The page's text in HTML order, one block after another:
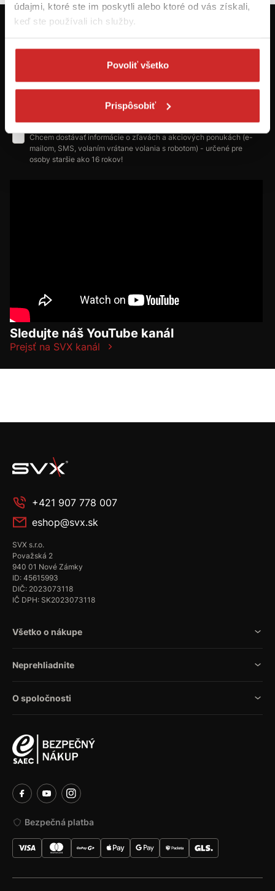
údajmi, ktoré ste im poskytli alebo ktoré od vás získali,
keď ste používali ich služby.
Povoliť všetko
Prispôsobiť
máte prehľad o aktuálnych novinkách a
Chcem dostávať informácie o zľavách a akciových ponukách (e-
mailom, SMS, volaním vrátane volania s robotom) - určené pre
osoby staršie ako 16 rokov!
Sledujte náš YouTube kanál
Prejsť na SVX kanál
+421 907 778 007
eshop@svx.sk
SVX s.r.o.
Považská 2
940 01 Nové Zámky
ID: 45615993
DIČ: 2023073118
IČ DPH: SK2023073118
Všetko o nákupe
Neprehliadnite
O spoločnosti
Bezpečná platba